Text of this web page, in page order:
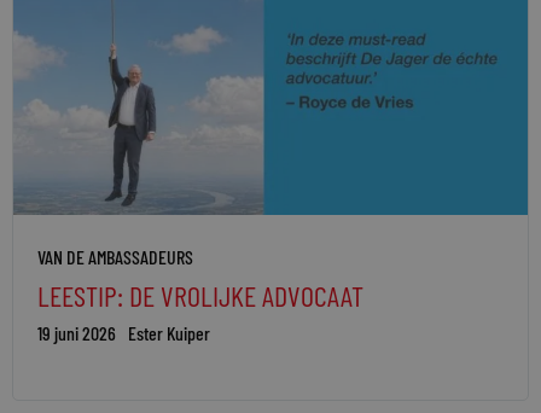
VAN DE AMBASSADEURS
LEESTIP: DE VROLIJKE ADVOCAAT
19 juni 2026 Ester Kuiper